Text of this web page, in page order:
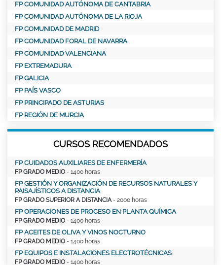
FP COMUNIDAD AUTÓNOMA DE CANTABRIA
FP COMUNIDAD AUTÓNOMA DE LA RIOJA
FP COMUNIDAD DE MADRID
FP COMUNIDAD FORAL DE NAVARRA
FP COMUNIDAD VALENCIANA
FP EXTREMADURA
FP GALICIA
FP PAÍS VASCO
FP PRINCIPADO DE ASTURIAS
FP REGIÓN DE MURCIA
CURSOS RECOMENDADOS
FP CUIDADOS AUXILIARES DE ENFERMERÍA
FP GRADO MEDIO - 1400 horas
FP GESTIÓN Y ORGANIZACIÓN DE RECURSOS NATURALES Y
PAISAJÍSTICOS A DISTANCIA
FP GRADO SUPERIOR A DISTANCIA- 2000 horas
FP OPERACIONES DE PROCESO EN PLANTA QUÍMICA
FP GRADO MEDIO - 1400 horas
FP ACEITES DE OLIVA Y VINOS NOCTURNO
FP GRADO MEDIO - 1400 horas
FP EQUIPOS E INSTALACIONES ELECTROTÉCNICAS
FP GRADO MEDIO - 1400 horas